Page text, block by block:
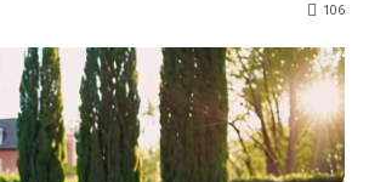
106